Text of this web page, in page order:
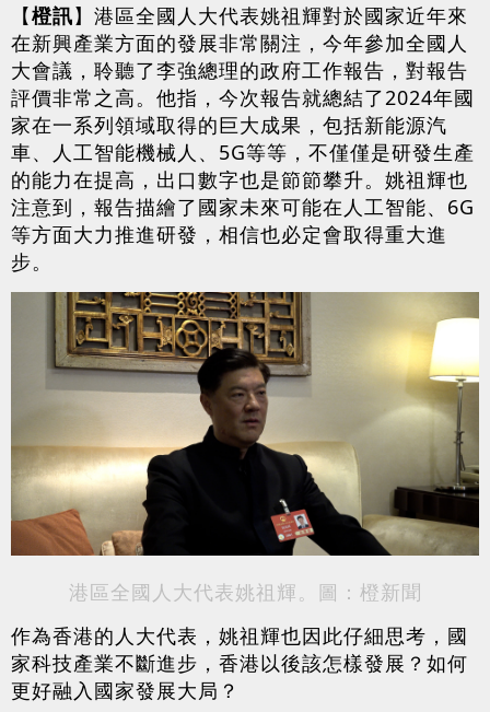
【橙訊】港區全國人大代表姚祖輝對於國家近年來
在新興產業方面的發展非常關注，今年參加全國人
大會議，聆聽了李強總理的政府工作報告，對報告
評價非常之高。他指，今次報告就總結了2024年國
家在一系列領域取得的巨大成果，包括新能源汽
車、人工智能機械人、5G等等，不僅僅是研發生產
的能力在提高，出口數字也是節節攀升。姚祖輝也
注意到，報告描繪了國家未來可能在人工智能、6G
等方面大力推進研發，相信也必定會取得重大進
步。
港區全國人大代表姚祖輝。圖：橙新聞
作為香港的人大代表，姚祖輝也因此仔細思考，國
家科技產業不斷進步，香港以後該怎樣發展？如何
更好融入國家發展大局？